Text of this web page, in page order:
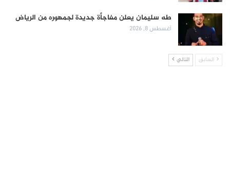
طه سليمان يعلن مفاجأة جديدة لجمهوره من الرياض
أغسطس 8, 2026
السابق التالي